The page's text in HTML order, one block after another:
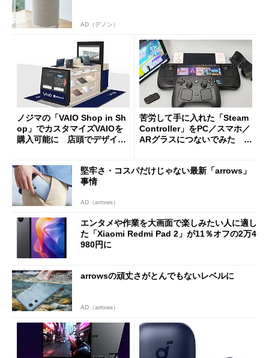
AD（デノン）
ノジマの「VAIO Shop in Sh
op」でカスタマイズVAIOを
購入可能に 店頭でデザイン
苦労して手に入れた「Steam
Controller」をPC／スマホ／
ARグラスにつないでみた ゲ
堅牢さ・コスパだけじゃない最新「arrows」
事情
AD（arrows）
エンタメや作業を大画面で楽しみたい人に適し
た「Xiaomi Redmi Pad 2」が11％オフの2万4
980円に
arrowsの頑丈さがとんでもないレベルに
AD（arrows）